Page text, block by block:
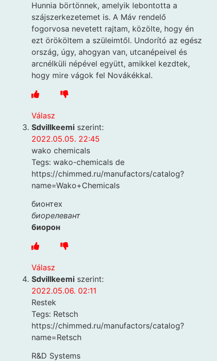
Hunnia börtönnek, amelyik lebontotta a
szájszerkezetemet is. A Máv rendelő
fogorvosa nevetett rajtam, közölte, hogy én
ezt örököltem a szüleimtől. Undorító az egész
ország, úgy, ahogyan van, utcanépeivel és
arcnélküli népével együtt, amikkel kezdtek,
hogy mire vágok fel Novákékkal.
Válasz
Sdvillkeemi szerint:
2022.05.05. 22:45
wako chemicals
Tegs: wako-chemicals de
https://chimmed.ru/manufactors/catalog?
name=Wako+Chemicals
бионтеx
биорелевант
биорон
Válasz
Sdvillkeemi szerint:
2022.05.06. 02:11
Restek
Tegs: Retsch
https://chimmed.ru/manufactors/catalog?
name=Retsch
R&D Systems